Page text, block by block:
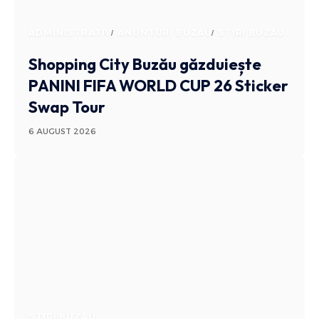
ADMINISTRATIV ANUNTURI BUZAU
Shopping City Buzău găzduiește
PANINI FIFA WORLD CUP 26 Sticker
Swap Tour
6 AUGUST 2026